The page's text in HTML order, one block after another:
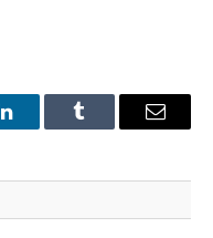
LinkedInTumblr
E-